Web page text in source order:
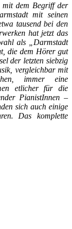
mit dem Begriff der
mit seinen
tausend bei den
hat jetzt das
als „Darmstadt
die dem Hörer gut
der letzten siebzig
vergleichbar mit
immer eine
etlicher für die
PianistInnen –
sich auch einige
Das komplette